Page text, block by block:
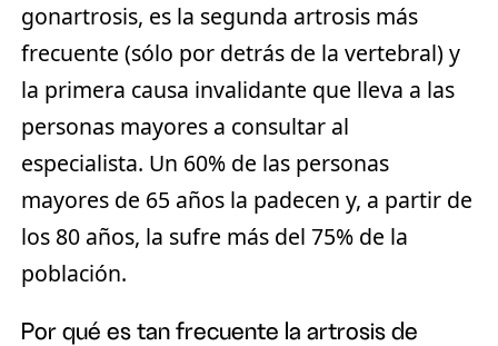
gonartrosis, es la segunda artrosis más
frecuente (sólo por detrás de la vertebral) y
la primera causa invalidante que lleva a las
personas mayores a consultar al
especialista. Un 60% de las personas
mayores de 65 años la padecen y, a partir de
los 80 años, la sufre más del 75% de la
población.
Por qué es tan frecuente la artrosis de